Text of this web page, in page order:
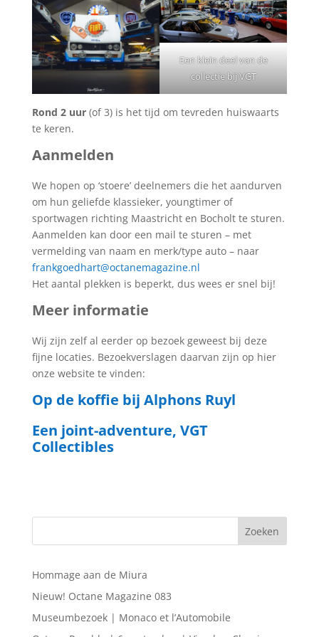
Een klein deel van de
collectie bij VGT
Rond 2 uur(of 3) is het tijd om tevreden huiswaarts
te keren.
Aanmelden
We hopen op ‘stoere’ deelnemers die het aandurven
om hun geliefde klassieker, youngtimer of
sportwagen richting Maastricht en Bocholt te sturen.
Aanmelden kan door een mail te sturen – met
vermelding van naam en merk/type auto – naar
frankgoedhart@octanemagazine.nl
Het aantal plekken is beperkt, dus wees er snel bij!
Meer informatie
Wij zijn zelf al eerder op bezoek geweest bij deze
fijne locaties. Bezoekverslagen daarvan zijn op hier
onze website te vinden:
Op de koffie bij Alphons Ruyl
Een joint-adventure, VGT
Collectibles
Hommage aan de Miura
Nieuw! Octane Magazine 083
Museumbezoek | Monaco et l’Automobile